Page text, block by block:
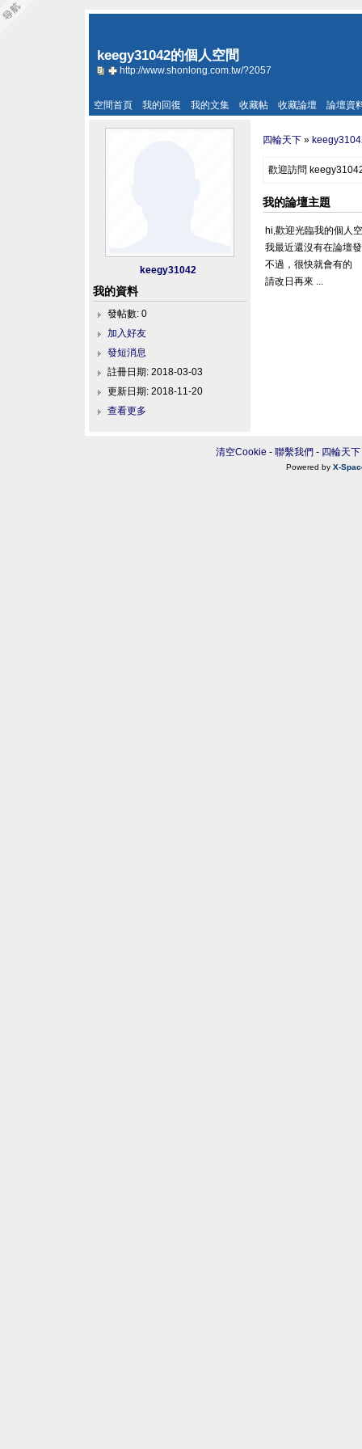
keegy31042的個人空間
http://www.shonlong.com.tw/?2057
空間首頁 我的回復 我的文集 收藏帖 收藏論壇 論壇資
四輪天下 »
歡迎訪問
我的論壇主題
hi,歡迎光臨我的個人
我最近還沒有在論壇
不過，很快就會有的
請改日再來 ...
keegy31042
我的資料
發帖數: 0
加入好友
發短消息
註冊日期: 2018-03-03
更新日期: 2018-11-20
查看更多
清空Cookie - 聯繫我們 - 四輪天下
Powered by X-